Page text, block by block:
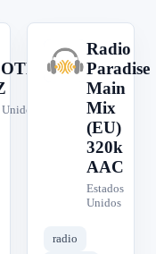
R
Radio
Paradise
Main
Mix
(EU)
320k
AAC
Estados
Unidos
radio